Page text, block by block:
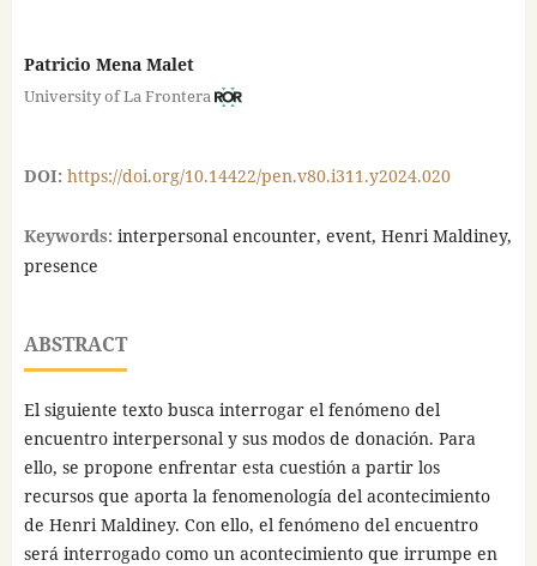
Patricio Mena Malet
University of La Frontera
DOI: https://doi.org/10.14422/pen.v80.i311.y2024.020
Keywords: interpersonal encounter, event, Henri Maldiney,
presence
ABSTRACT
El siguiente texto busca interrogar el fenómeno del
encuentro interpersonal y sus modos de donación. Para
ello, se propone enfrentar esta cuestión a partir los
recursos que aporta la fenomenología del acontecimiento
de Henri Maldiney. Con ello, el fenómeno del encuentro
será interrogado como un acontecimiento que irrumpe en